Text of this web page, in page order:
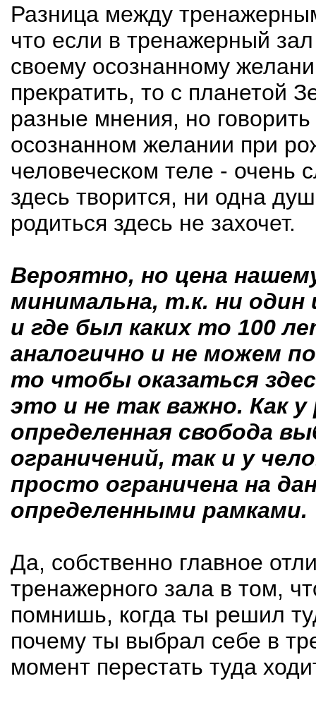
Разница между
что если в тренажерный
своему осознанному
прекратить, то с планетой
разные мнения, но
осознанном желании при
человеческом теле - очень
здесь творится, ни одна
родиться здесь не захочет.
Вероятно, но цена
минимальна, т.к. ни один
и где был каких то 100
аналогично и не можем
то чтобы оказаться
это и не так важно. Как
определенная свобода
ограничений, так и у
просто ограничена на
определенными рамками.
Да, собственно главное
тренажерного зала в том,
помнишь, когда ты решил
почему ты выбрал себе в
момент перестать туда